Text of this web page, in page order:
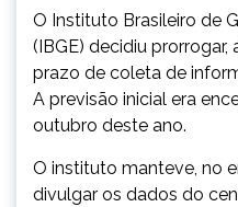
O Instituto Brasileiro de
(IBGE) decidiu prorrogar,
prazo de coleta de
A previsão inicial era
outubro deste ano.
O instituto manteve, no
divulgar os dados do